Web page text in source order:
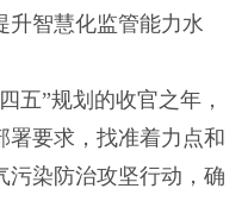
升智慧化监管能力水
”规划的收官之年，
署要求，找准着力点和
污染防治攻坚行动，确